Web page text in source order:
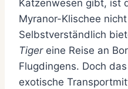
Katzenwesen gibt, ist
Myranor-Klischee
Selbstverständlich
Tigereine Reise an
Flugdingens. Doch
exotische